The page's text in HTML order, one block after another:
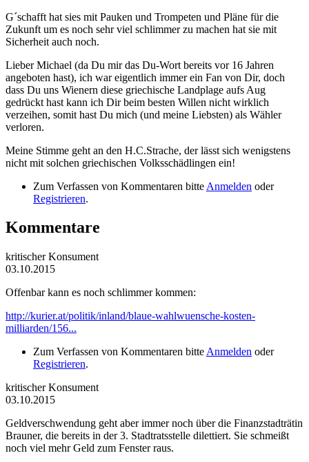
G´schafft hat sies mit Pauken und Trompeten und Pläne für die
Zukunft um es noch sehr viel schlimmer zu machen hat sie mit
Sicherheit auch noch.
Lieber Michael (da Du mir das Du-Wort bereits vor 16 Jahren
angeboten hast), ich war eigentlich immer ein Fan von Dir, doch
dass Du uns Wienern diese griechische Landplage aufs Aug
gedrückt hast kann ich Dir beim besten Willen nicht wirklich
verzeihen, somit hast Du mich (und meine Liebsten) als Wähler
verloren.
Meine Stimme geht an den H.C.Strache, der lässt sich wenigstens
nicht mit solchen griechischen Volksschädlingen ein!
Zum Verfassen von Kommentaren bitte Anmelden oder
Registrieren.
Kommentare
kritischer Konsument
03.10.2015
Offenbar kann es noch schlimmer kommen:
http://kurier.at/politik/inland/blaue-wahlwuensche-kosten-
milliarden/156...
Zum Verfassen von Kommentaren bitte Anmelden oder
Registrieren.
kritischer Konsument
03.10.2015
Geldverschwendung geht aber immer noch über die Finanzstadträtin
Brauner, die bereits in der 3. Stadtratsstelle dilettiert. Sie schmeißt
noch viel mehr Geld zum Fenster raus.